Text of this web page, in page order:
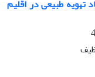
تهویه طبیعی در اقلیم